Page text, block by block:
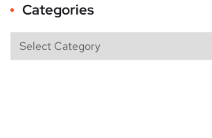
Categories